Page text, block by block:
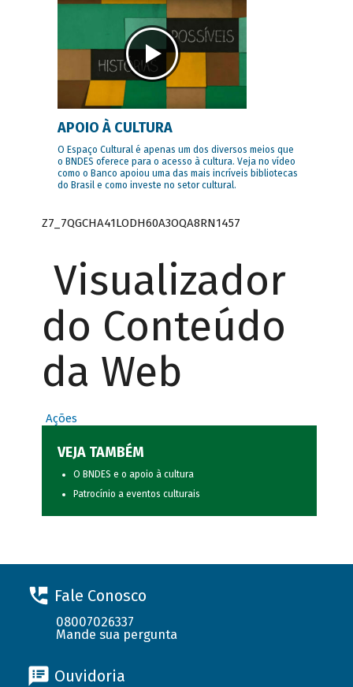
APOIO À CULTURA
O Espaço Cultural é apenas um dos diversos meios que
o BNDES oferece para o acesso à cultura. Veja no vídeo
como o Banco apoiou uma das mais incríveis bibliotecas
do Brasil e como investe no setor cultural.
Z7_7QGCHA41LODH60A3OQA8RN1457
Visualizador
do Conteúdo
da Web
Ações
VEJA TAMBÉM
O BNDES e o apoio à cultura
Patrocínio a eventos culturais
Fale Conosco
08007026337
Mande sua pergunta
Ouvidoria